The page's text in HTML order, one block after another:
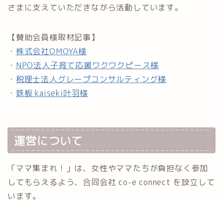
さまに支えていただきながら活動しています。
【賛助会員様取材記事】
・ 株式会社OMOYA様
・ NPO法人子育て応援ワクワクピース様
・ 税理士法人グレープコンサルティング様
・ 鉄板 kaiseki叶羽様
運営について
「ママ集まれ！」は、女性やママたちが負担なく参加
してもらえるよう、合同会社 co-e connect を設立して
います。